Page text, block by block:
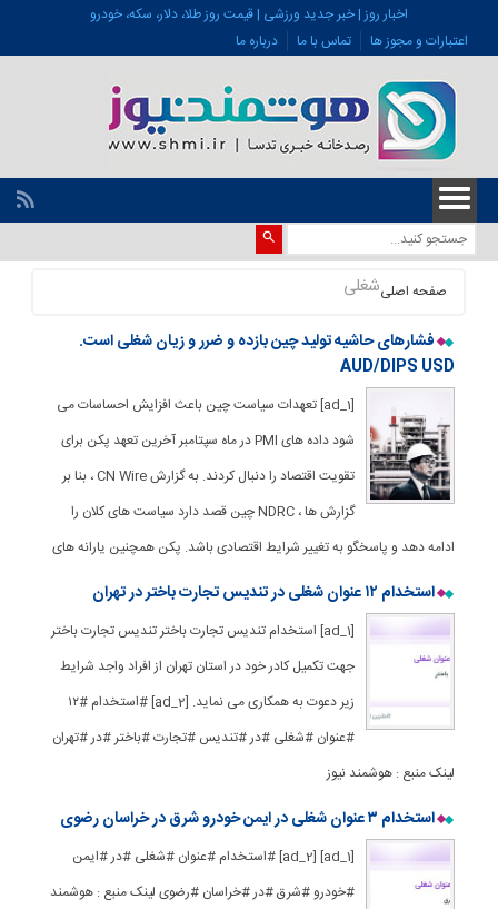
اخبار روز | خبر جدید ورزشی | قیمت روز طلا، دلار، سکه، خودرو
اعتبارات و مجوز ها
تماس با ما درباره ما
صفحه اصلیشغلی
فشارهای حاشیه تولید چین بازده و ضرر و زیان شغلی است.
AUD/DIPS USD
[ad_1] تعهدات سیاست چین باعث افزایش احساسات می
شود داده های PMI در ماه سپتامبر آخرین تعهد پکن برای
تقویت اقتصاد را دنبال کردند. به گزارش CN Wire ، بنا بر
گزارش ها ، NDRC چین قصد دارد سیاست های کلان را
ادامه دهد و پاسخگو به تغییر شرایط اقتصادی باشد. پکن همچنین یارانه های
استخدام ۱۲ عنوان شغلی در تندیس تجارت باختر در تهران
[ad_1] استخدام تندیس تجارت باختر تندیس تجارت باختر
جهت تکمیل کادر خود در استان تهران از افراد واجد شرایط
زیر دعوت به همکاری می نماید. [ad_2] #استخدام #۱۲
#عنوان #شغلی #در #تندیس #تجارت #باختر #در #تهران
لینک منبع : هوشمند نیوز
استخدام ۳ عنوان شغلی در ایمن خودرو شرق در خراسان رضوی
[ad_1] [ad_2] #استخدام #عنوان #شغلی #در #ایمن
#خودرو #شرق #در #خراسان #رضوی لینک منبع : هوشمند